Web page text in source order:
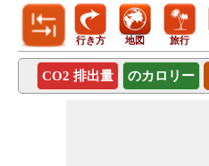
行き方 地図 旅行
CO2 排出量 のカロリー